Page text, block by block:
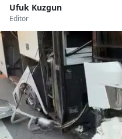
Ufuk Kuzgun
Editör